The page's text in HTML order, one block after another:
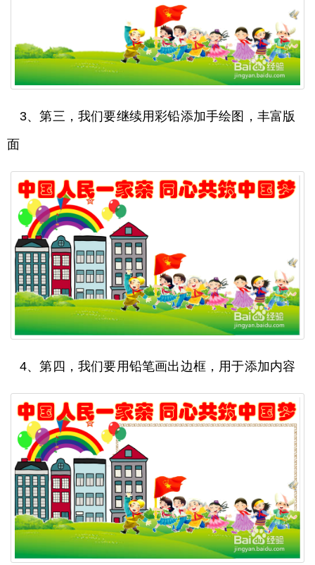
3、第三，我们要继续用彩铅添加手绘图，丰富版
面
4、第四，我们要用铅笔画出边框，用于添加内容